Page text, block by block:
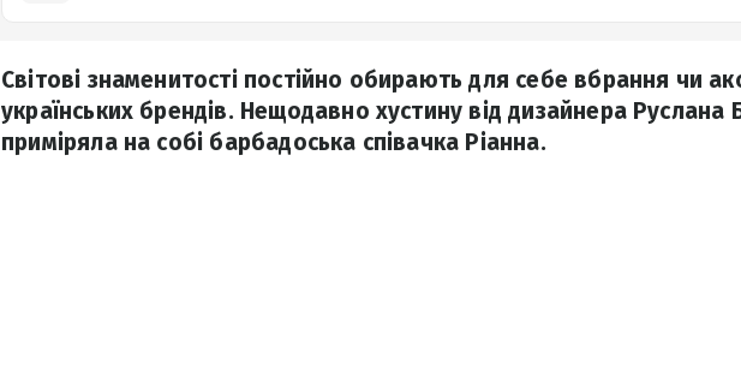
Світові знаменитості постійно обирають для себе вбрання чи
українських брендів. Нещодавно хустину від дизайнера Руслана
приміряла на собі барбадоська співачка Ріанна.